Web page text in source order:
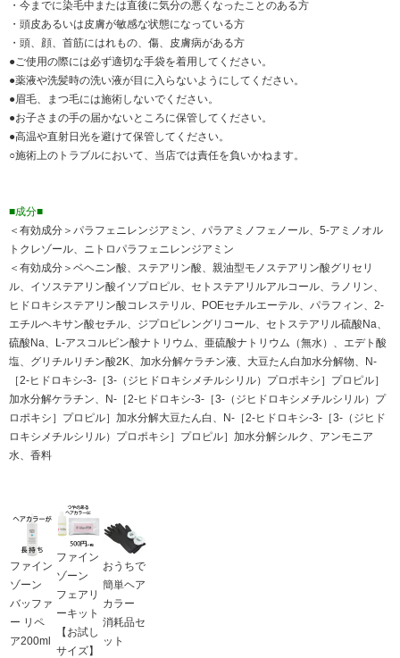
・今までに染毛中または直後に気分の悪くなったことのある方
・頭皮あるいは皮膚が敏感な状態になっている方
・頭、顔、首筋にはれもの、傷、皮膚病がある方
●ご使用の際には必ず適切な手袋を着用してください。
●薬液や洗髪時の洗い液が目に入らないようにしてください。
●眉毛、まつ毛には施術しないでください。
●お子さまの手の届かないところに保管してください。
●高温や直射日光を避けて保管してください。
○施術上のトラブルにおいて、当店では責任を負いかねます。
■成分■
＜有効成分＞パラフェニレンジアミン、パラアミノフェノール、5-アミノオル
トクレゾール、ニトロパラフェニレンジアミン
＜有効成分＞ベヘニン酸、ステアリン酸、親油型モノステアリン酸グリセリ
ル、イソステアリン酸イソプロピル、セトステアリルアルコール、ラノリン、
ヒドロキシステアリン酸コレステリル、POEセチルエーテル、パラフィン、2-
エチルヘキサン酸セチル、ジプロピレングリコール、セトステアリル硫酸Na、
硫酸Na、L-アスコルビン酸ナトリウム、亜硫酸ナトリウム（無水）、エデト酸
塩、グリチルリチン酸2K、加水分解ケラチン液、大豆たん白加水分解物、N-
［2-ヒドロキシ-3-［3-（ジヒドロキシメチルシリル）プロポキシ］プロピル］
加水分解ケラチン、N-［2-ヒドロキシ-3-［3-（ジヒドロキシメチルシリル）プ
ロポキシ］プロピル］加水分解大豆たん白、N-［2-ヒドロキシ-3-［3-（ジヒド
ロキシメチルシリル）プロポキシ］プロピル］加水分解シルク、アンモニア
水、香料
ファイン
ゾーン
バッファ
ー リペ
ア200ml
ファイン
ゾーン
フェアリ
ーキット
【お試し
サイズ】
おうちで
簡単ヘア
カラー
消耗品セ
ット